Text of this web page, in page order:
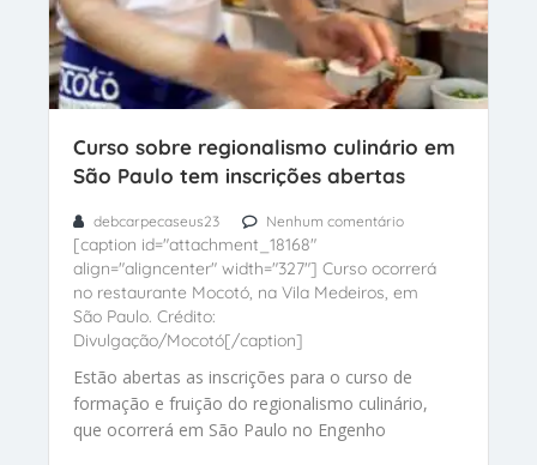
Curso sobre regionalismo culinário em
São Paulo tem inscrições abertas
debcarpecaseus23 Nenhum comentário
[caption id="attachment_18168"
align="aligncenter" width="327"] Curso ocorrerá
no restaurante Mocotó, na Vila Medeiros, em
São Paulo. Crédito:
Divulgação/Mocotó[/caption]
Estão abertas as inscrições para o curso de
formação e fruição do regionalismo culinário,
que ocorrerá em São Paulo no Engenho